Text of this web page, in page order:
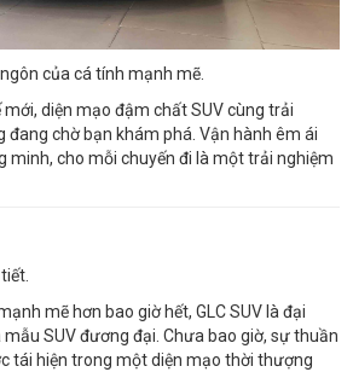
của cá tính mạnh mẽ.
mới, diện mạo đậm chất SUV cùng trải
đang chờ bạn khám phá. Vận hành êm ái
minh, cho mỗi chuyến đi là một trải nghiệm
mẽ hơn bao giờ hết, GLC SUV là đại
SUV đương đại. Chưa bao giờ, sự thuần
tái hiện trong một diện mạo thời thượng